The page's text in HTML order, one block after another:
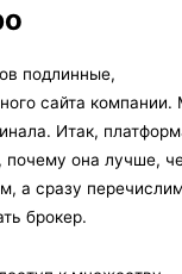
подлинные,
сайта
Итак,
почему она лучше,
а сразу
брокер.